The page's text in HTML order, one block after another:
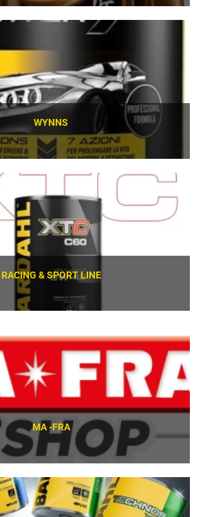
WYNNS
SCOPRI
RACING & SPORT LINE
MA -FRA
SCOPRI